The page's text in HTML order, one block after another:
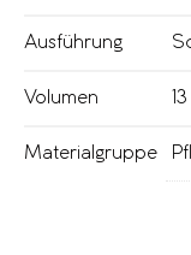
Ausführung
Volumen 13 l
Materialgruppe